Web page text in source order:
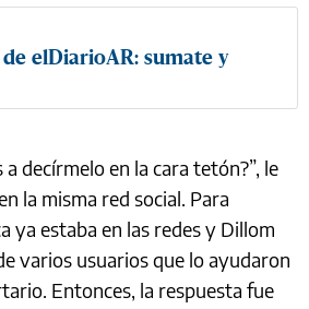
elDiarioAR: sumate y
a decírmelo en la cara tetón?”, le
la misma red social. Para
ya estaba en las redes y Dillom
varios usuarios que lo ayudaron
Entonces, la respuesta fue